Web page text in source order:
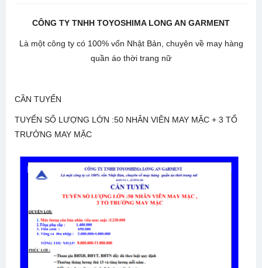
CÔNG TY TNHH TOYOSHIMA LONG AN GARMENT
Là một công ty có 100% vốn Nhật Bản, chuyên về may hàng
quần áo thời trang nữ
CẦN TUYỂN
TUYỂN SỐ LƯỢNG LỚN :50 NHÂN VIÊN MAY MẶC + 3 TỔ
TRƯỞNG MAY MẶC